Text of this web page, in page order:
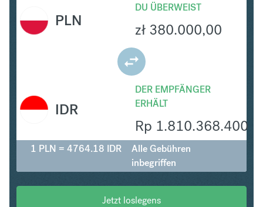
PLN
DU ÜBERWEIST
zł 380.000,00
DER EMPFÄNGER
ERHÄLT
Rp 1.810.368.400
IDR
1 PLN = 4764.18 IDR
Alle Gebühren
inbegriffen
Jetzt loslegens